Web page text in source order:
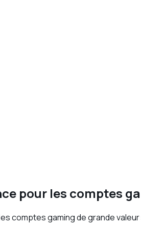
pour les comptes
comptes gaming de grande